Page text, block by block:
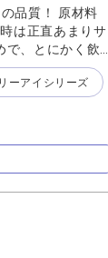
品質！ 原材料
は正直あまりサ
で、とにかく飲
３０を過ぎてか
ともにだんだん
めた頃はそこま
どこ、くらいで
休ませると
プリメントがす
と確信して、今
ては２日に一度
ので、変なもの
あらゆるメーカ
ーアイシリーズ